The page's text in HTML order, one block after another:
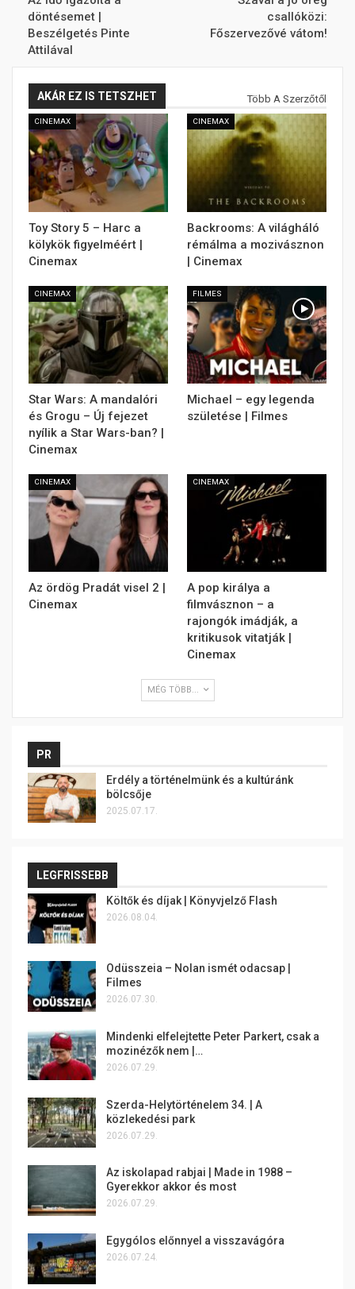
döntésemet |
Beszélgetés Pinte
Attilával
csallóközi:
Főszervezővé vátom!
AKÁR EZ IS TETSZHET Több A Szerzőtől
CINEMAX
Toy Story 5 – Harc a
kölykök figyelméért |
Cinemax
CINEMAX
Backrooms: A világháló
rémálma a mozivásznon
| Cinemax
CINEMAX
Star Wars: A mandalóri
és Grogu – Új fejezet
nyílik a Star Wars-ban? |
Cinemax
FILMES
Michael – egy legenda
születése | Filmes
CINEMAX
Az ördög Pradát visel 2 |
Cinemax
CINEMAX
A pop királya a
filmvásznon – a
rajongók imádják, a
kritikusok vitatják |
Cinemax
MÉG TÖBB...
PR
Erdély a történelmünk és a kultúránk
bölcsője
2025.07.17.
LEGFRISSEBB
Költők és díjak | Könyvjelző Flash
2026.08.04.
Odüsszeia – Nolan ismét odacsap |
Filmes
2026.07.30.
Mindenki elfelejtette Peter Parkert, csak a
mozinézők nem |…
2026.07.29.
Szerda-Helytörténelem 34. | A
közlekedési park
2026.07.29.
Az iskolapad rabjai | Made in 1988 –
Gyerekkor akkor és most
2026.07.29.
Egygólos előnnyel a visszavágóra
2026.07.24.